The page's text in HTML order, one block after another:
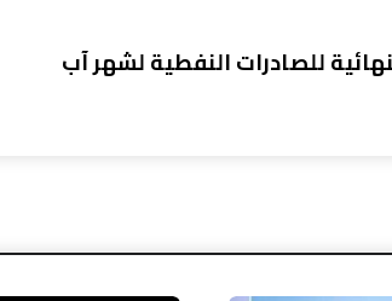
للصادرات النفطية لشهر آب